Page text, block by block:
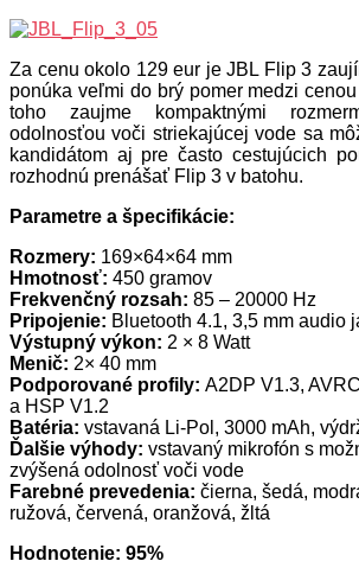
Za cenu okolo 129 eur je JBL Flip 3
ponúka veľmi do brý pomer medzi
toho zaujme kompaktnými
odolnosťou voči striekajúcej vode sa
kandidátom aj pre často cestujúcich
rozhodnú prenášať Flip 3 v batohu.
Parametre a špecifikácie:
Rozmery: 169×64×64 mm
Hmotnosť: 450 gramov
Frekvenčný rozsah: 85 – 20000 Hz
Pripojenie: Bluetooth 4.1, 3,5 mm audio
Výstupný výkon: 2 × 8 Watt
Menič: 2× 40 mm
Podporované profily: A2DP V1.3,
a HSP V1.2
Batéria: vstavaná Li-Pol, 3000 mAh,
Ďalšie výhody: vstavaný mikrofón s
zvýšená odolnosť voči vode
Farebné prevedenia: čierna, šedá,
ružová, červená, oranžová, žltá
Hodnotenie: 95%